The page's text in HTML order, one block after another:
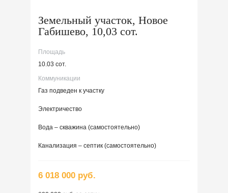
Земельный участок, Новое
Габишево, 10,03 сот.
Площадь
10.03 сот.
Коммуникации
Газ подведен к участку
Электричество
Вода – скважина (самостоятельно)
Канализация – септик (самостоятельно)
6 018 000 руб.